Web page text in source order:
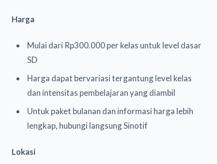
Harga
Mulai dari Rp300.000 per kelas untuk level dasar
SD
Harga dapat bervariasi tergantung level kelas
dan intensitas pembelajaran yang diambil
Untuk paket bulanan dan informasi harga lebih
lengkap, hubungi langsung Sinotif
Lokasi